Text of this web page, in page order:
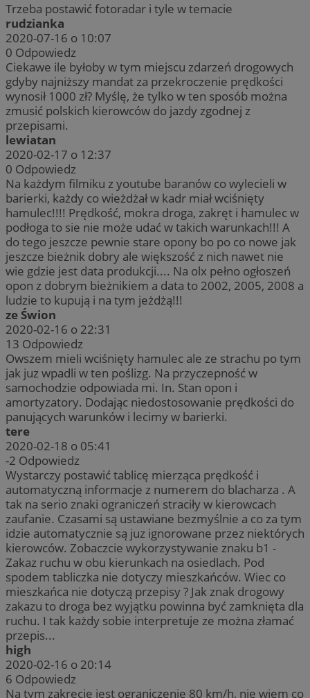
Trzeba postawić fotoradar i tyle w temacie
rudzianka
2020-07-16 o 10:07
0 Odpowiedz
Ciekawe ile byłoby w tym miejscu zdarzeń drogowych
gdyby najniższy mandat za przekroczenie prędkości
wynosił 1000 zł? Myślę, że tylko w ten sposób można
zmusić polskich kierowców do jazdy zgodnej z
przepisami.
lewiatan
2020-02-17 o 12:37
0 Odpowiedz
Na każdym filmiku z youtube baranów co wylecieli w
barierki, każdy co wieżdżał w kadr miał wciśnięty
hamulec!!!! Prędkość, mokra droga, zakręt i hamulec w
podłoga to sie nie może udać w takich warunkach!!! A
do tego jeszcze pewnie stare opony bo po co nowe jak
jeszcze bieżnik dobry ale większość z nich nawet nie
wie gdzie jest data produkcji.... Na olx pełno ogłoszeń
opon z dobrym bieżnikiem a data to 2002, 2005, 2008 a
ludzie to kupują i na tym jeżdżą!!!
ze Świon
2020-02-16 o 22:31
13 Odpowiedz
Owszem mieli wciśnięty hamulec ale ze strachu po tym
jak juz wpadli w ten poślizg. Na przyczepność w
samochodzie odpowiada mi. In. Stan opon i
amortyzatory. Dodając niedostosowanie prędkości do
panujących warunków i lecimy w barierki.
tere
2020-02-18 o 05:41
-2 Odpowiedz
Wystarczy postawić tablicę mierząca prędkość i
automatyczną informacje z numerem do blacharza . A
tak na serio znaki ograniczeń straciły w kierowcach
zaufanie. Czasami są ustawiane bezmyślnie a co za tym
idzie automatycznie są juz ignorowane przez niektórych
kierowców. Zobaczcie wykorzystywanie znaku b1 -
Zakaz ruchu w obu kierunkach na osiedlach. Pod
spodem tabliczka nie dotyczy mieszkańców. Wiec co
mieszkańca nie dotyczą przepisy ? Jak znak drogowy
zakazu to droga bez wyjątku powinna być zamknięta dla
ruchu. I tak każdy sobie interpretuje ze można złamać
przepis...
high
2020-02-16 o 20:14
6 Odpowiedz
Na tym zakręcie jest ograniczenie 80 km/h, nie wiem co